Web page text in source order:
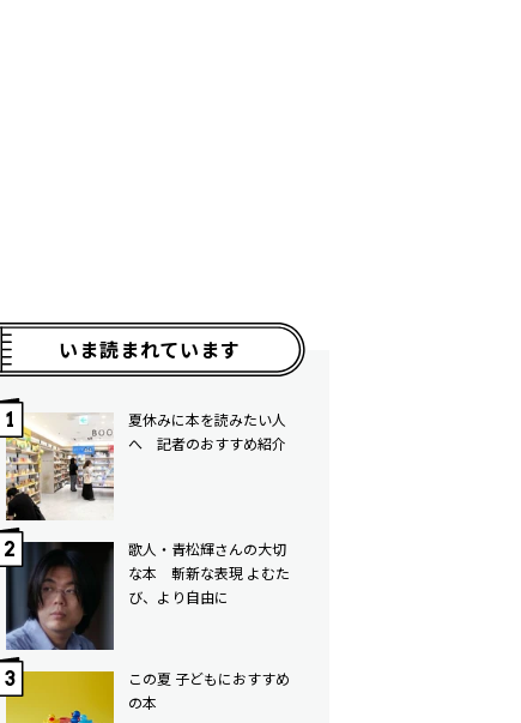
いま読まれています
夏休みに本を読みたい人
へ 記者のおすすめ紹介
歌人・青松輝さんの大切
な本 斬新な表現 よむた
び、より自由に
この夏 子どもにおすすめ
の本